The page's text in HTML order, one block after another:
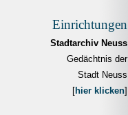
Einrichtungen
Stadtarchiv Neuss
Gedächtnis der
Stadt Neuss
[hier klicken]